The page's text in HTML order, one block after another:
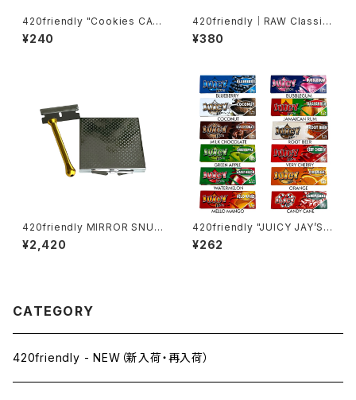
420friendly "Cookies CA
Mylar Bag – RED / 7g" クッキ
ー マイラーバッグ（レッド）10×1
¥240
420friendly｜RAW Classic
(King Size Slim) ローリング
ペーパー /ロウ クラシック
¥380
420friendly MIRROR SNUF
F KIT (ミラースナッフキット)
¥2,420
420friendly "JUICY JAY’S"
フレーバーペーパー（1¼サイズ
／ 32枚入り）
¥262
CATEGORY
420friendly - NEW（新入荷・再入荷）